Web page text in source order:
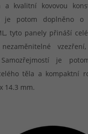
a kvalitní kovovou
je potom doplněno o
tyto panely přináší
je
těla a kompaktní
14.3 mm.